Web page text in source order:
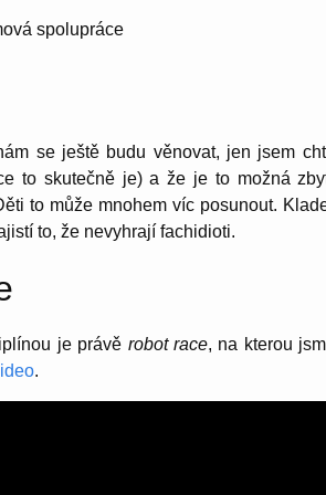
spolupráce
se ještě budu věnovat, jen jsem
to skutečně je) a že je to možná
to může mnohem víc posunout.
to, že nevyhrají fachidioti.
je právě robot race, na kterou
.